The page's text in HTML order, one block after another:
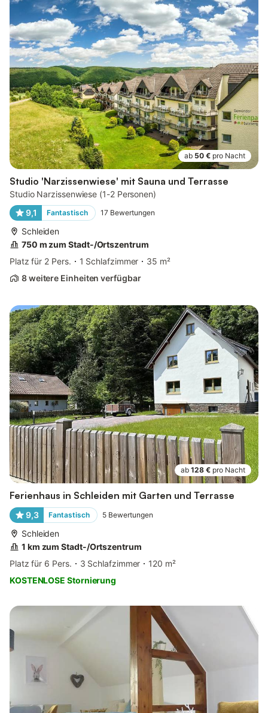
ab 50 € pro Nacht
Studio 'Narzissenwiese' mit Sauna und Terrasse
Studio Narzissenwiese (1-2 Personen)
9,1
Fantastisch 17 Bewertungen
Schleiden
750 m zum Stadt-/Ortszentrum
Platz für 2 Pers.
1 Schlafzimmer
35 m²
8 weitere Einheiten verfügbar
ab 128 € pro Nacht
Ferienhaus in Schleiden mit Garten und Terrasse
9,3 Fantastisch 5 Bewertungen
Schleiden
1 km zum Stadt-/Ortszentrum
Platz für 6 Pers.
3 Schlafzimmer
120 m²
KOSTENLOSE Stornierung